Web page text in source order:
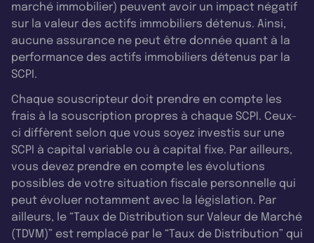
marché immobilier) peuvent avoir un impact négatif
sur la valeur des actifs immobiliers détenus. Ainsi,
aucune assurance ne peut être donnée quant à la
performance des actifs immobiliers détenus par la
SCPI.
Chaque souscripteur doit prendre en compte les
frais à la souscription propres à chaque SCPI. Ceux-
ci diffèrent selon que vous soyez investis sur une
SCPI à capital variable ou à capital fixe. Par ailleurs,
vous devez prendre en compte les évolutions
possibles de votre situation fiscale personnelle qui
peut évoluer notamment avec la législation. Par
ailleurs, le “Taux de Distribution sur Valeur de Marché
(TDVM)” est remplacé par le “Taux de Distribution” qui